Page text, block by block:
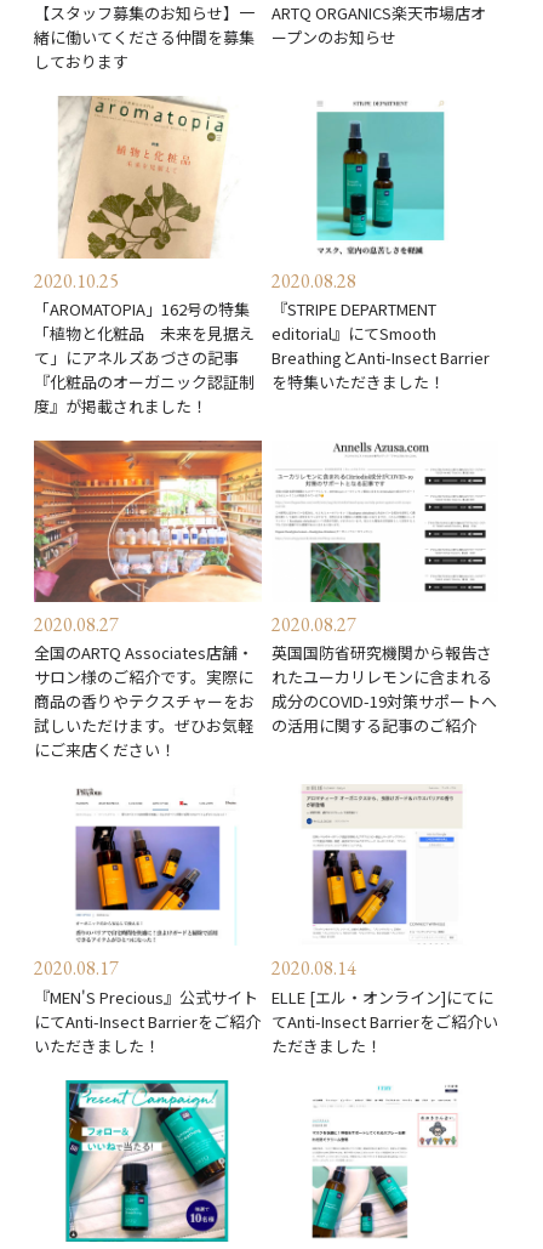
【スタッフ募集のお知らせ】一
緒に働いてくださる仲間を募集
しております
ARTQ ORGANICS楽天市場店オ
ープンのお知らせ
2020.10.25
「AROMATOPIA」162号の特集
「植物と化粧品 未来を見据え
て」にアネルズあづさの記事
『化粧品のオーガニック認証制
度』が掲載されました！
2020.08.28
『STRIPE DEPARTMENT
editorial』にてSmooth
BreathingとAnti-Insect Barrier
を特集いただきました！
2020.08.27
全国のARTQ Associates店舗・
サロン様のご紹介です。実際に
商品の香りやテクスチャーをお
試しいただけます。ぜひお気軽
にご来店ください！
2020.08.27
英国国防省研究機関から報告さ
れたユーカリレモンに含まれる
成分のCOVID-19対策サポートへ
の活用に関する記事のご紹介
2020.08.17
『MEN'S Precious』公式サイト
にてAnti-Insect Barrierをご紹介
いただきました！
2020.08.14
ELLE [エル・オンライン]にてに
てAnti-Insect Barrierをご紹介い
ただきました！